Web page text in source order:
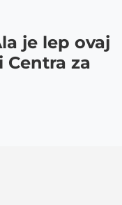
je lep ovaj
Centra za